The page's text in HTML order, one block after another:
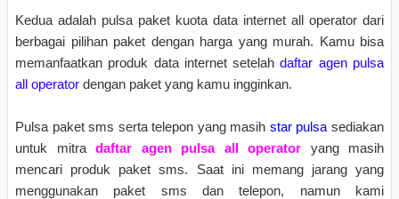
Kedua adalah pulsa paket kuota data internet all operator dari
berbagai pilihan paket dengan harga yang murah. Kamu bisa
memanfaatkan produk data internet setelahdaftar agen pulsa
all operator dengan paket yang kamu ingginkan.
Pulsa paket sms serta telepon yang masih star pulsa sediakan
untuk mitra daftar agen pulsa all operator yang masih
mencari produk paket sms. Saat ini memang jarang yang
menggunakan paket sms dan telepon, namun kami